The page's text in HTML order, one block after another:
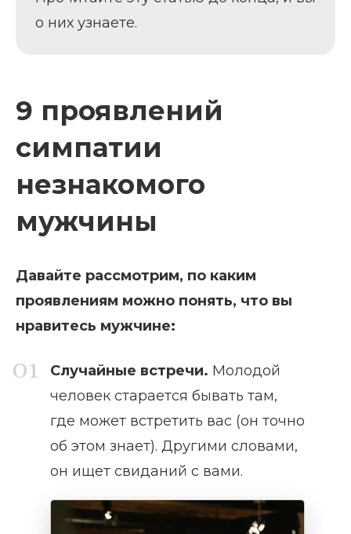
о них узнаете.
9 проявлений
симпатии
незнакомого
мужчины
Давайте рассмотрим, по каким
проявлениям можно понять, что вы
нравитесь мужчине:
Случайные встречи. Молодой
человек старается бывать там,
где может встретить вас (он точно
об этом знает). Другими словами,
он ищет свиданий с вами.